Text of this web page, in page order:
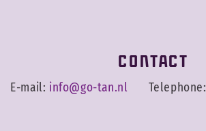
Contact
E-mail: info@go-tan.nl Telephone: